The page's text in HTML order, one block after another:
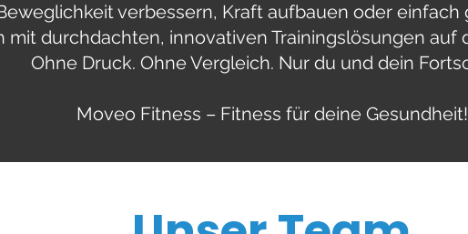
verbessern, Kraft aufbauen oder
mit durchdachten, innovativen Trainingslösungen auf
Ohne Druck. Ohne Vergleich. Nur du und dein
Moveo Fitness – Fitness für deine Gesundheit!